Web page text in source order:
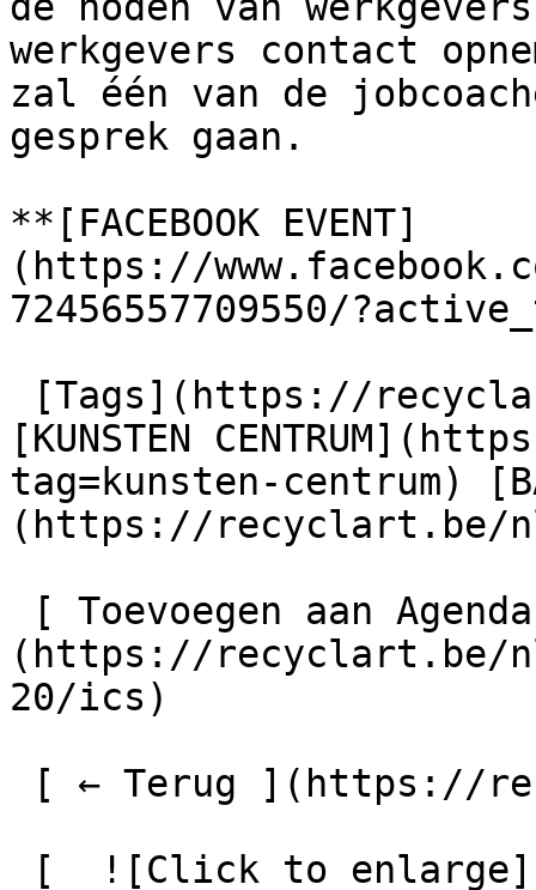
werkgevers contact
zal één van de
gesprek gaan.
**[FACEBOOK EVENT]
(https://
72456557709550/
[KUNSTEN
tag=kunsten-centrum)
(https://recyclart.be/
(https://recyclart.be/
20/ics)